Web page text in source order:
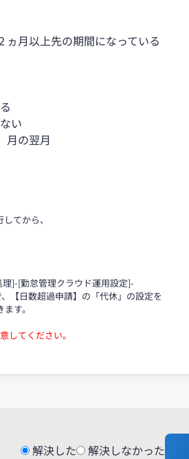
月以上先の期間になっている
い
の翌月
てから、
]-[勤怠管理クラウド運用設定]-
【日数超過申請】の「代休」の設定を
す。
してください。
解決した 解決しなかった